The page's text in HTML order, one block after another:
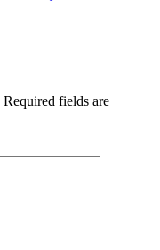
Required fields are